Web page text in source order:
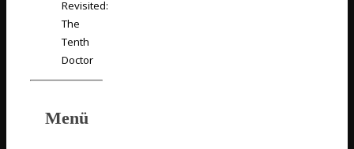
Revisited:
The
Tenth
Doctor
Menü